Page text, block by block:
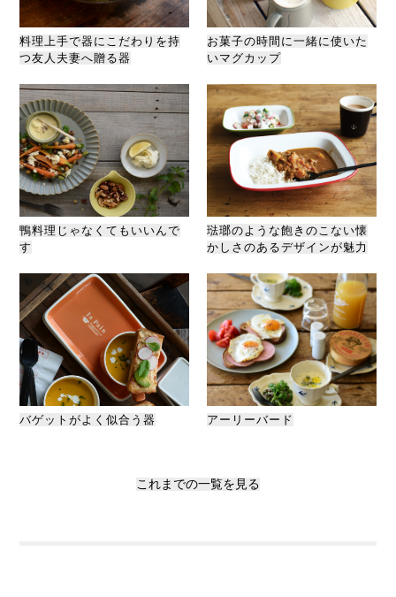
料理上手で器にこだわりを持
つ友人夫妻へ贈る器
お菓子の時間に一緒に使いた
いマグカップ
鴨料理じゃなくてもいいんで
す
琺瑯のような飽きのこない懐
かしさのあるデザインが魅力
バゲットがよく似合う器 アーリーバード
これまでの一覧を見る